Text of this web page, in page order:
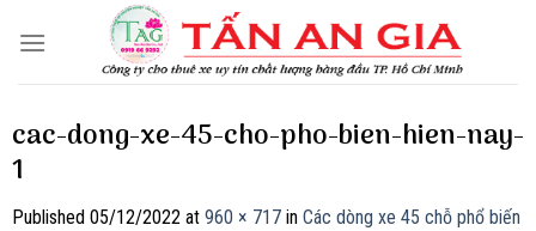
cac-dong-xe-45-cho-pho-bien-hien-nay-
1
Published 05/12/2022 at 960 × 717 in Các dòng xe 45 chỗ phổ biến